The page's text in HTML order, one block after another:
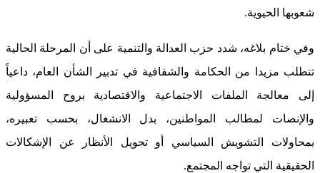
شعوبها الحيوية.
وفي ختام بلاغه، شدد حزب العدالة والتنمية على أن المرحلة الحالية
تتطلب مزيدا من الحكامة والشفافية في تدبير الشأن العام، داعياً
إلى معالجة الملفات الاجتماعية والاقتصادية بروح المسؤولية
والإنصات لمطالب المواطنين، بدل الانشغال، بحسب تعبيره،
بمحاولات التشويش السياسي أو تحويل الأنظار عن الإشكالات
الحقيقية التي تواجه المجتمع.